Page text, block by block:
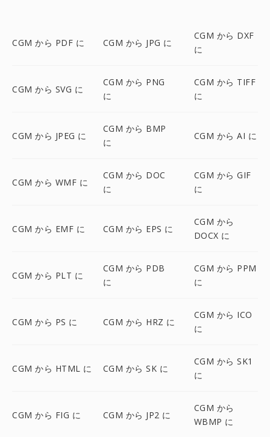
CGM から PDF に CGM から JPG に
CGM から DXF
に
CGM から SVG に
CGM から PNG
に
CGM から TIFF
に
CGM から JPEG に
CGM から BMP
に
CGM から AI に
CGM から WMF に
CGM から DOC
に
CGM から GIF
に
CGM から EMF に CGM から EPS に
CGM から
DOCX に
CGM から PLT に
CGM から PDB
に
CGM から PPM
に
CGM から PS に CGM から HRZ に
CGM から ICO
に
CGM から HTML に CGM から SK に
CGM から SK1
に
CGM から FIG に CGM から JP2 に
CGM から
WBMP に